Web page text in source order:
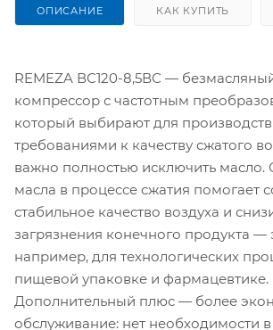
ОПИСАНИЕ КАК КУПИТЬ
REMEZA ВС120-8,5ВС —
компрессор с частотным
который выбирают для
требованиями к качеству сжатого
важно полностью исключить масло.
масла в процессе сжатия помогает
стабильное качество воздуха и
загрязнения конечного продукта —
например, для технологических
пищевой упаковке и фармацевтике.
Дополнительный плюс — более
обслуживание: нет необходимости